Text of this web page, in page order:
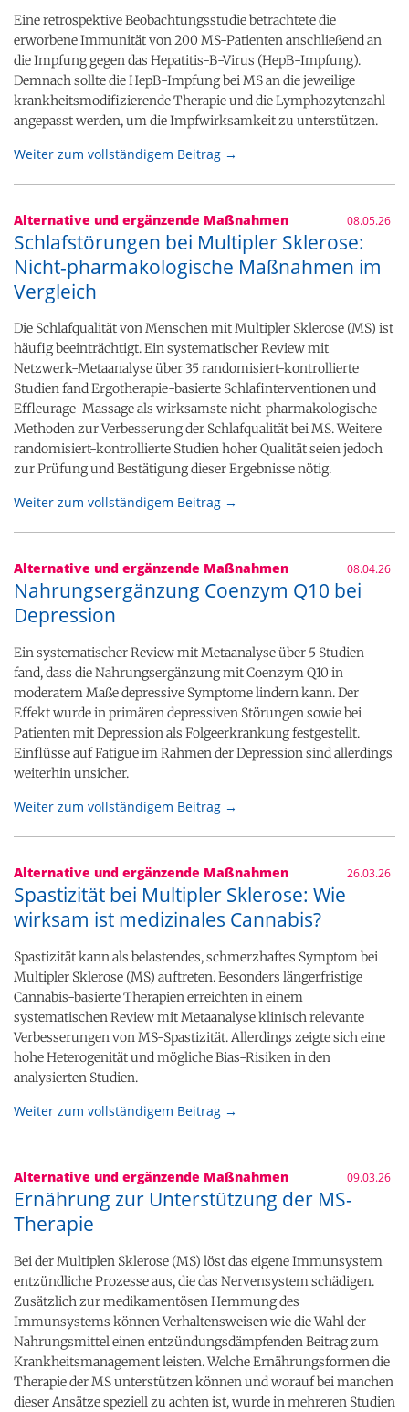
Eine retrospektive Beobachtungsstudie betrachtete die
erworbene Immunität von 200 MS-Patienten anschließend an
die Impfung gegen das Hepatitis-B-Virus (HepB-Impfung).
Demnach sollte die HepB-Impfung bei MS an die jeweilige
krankheitsmodifizierende Therapie und die Lymphozytenzahl
angepasst werden, um die Impfwirksamkeit zu unterstützen.
Weiter zum vollständigem Beitrag →
Alternative und ergänzende Maßnahmen 08.05.26
Schlafstörungen bei Multipler Sklerose:
Nicht-pharmakologische Maßnahmen im
Vergleich
Die Schlafqualität von Menschen mit Multipler Sklerose (MS) ist
häufig beeinträchtigt. Ein systematischer Review mit
Netzwerk-Metaanalyse über 35 randomisiert-kontrollierte
Studien fand Ergotherapie-basierte Schlafinterventionen und
Effleurage-Massage als wirksamste nicht-pharmakologische
Methoden zur Verbesserung der Schlafqualität bei MS. Weitere
randomisiert-kontrollierte Studien hoher Qualität seien jedoch
zur Prüfung und Bestätigung dieser Ergebnisse nötig.
Weiter zum vollständigem Beitrag →
Alternative und ergänzende Maßnahmen 08.04.26
Nahrungsergänzung Coenzym Q10 bei
Depression
Ein systematischer Review mit Metaanalyse über 5 Studien
fand, dass die Nahrungsergänzung mit Coenzym Q10 in
moderatem Maße depressive Symptome lindern kann. Der
Effekt wurde in primären depressiven Störungen sowie bei
Patienten mit Depression als Folgeerkrankung festgestellt.
Einflüsse auf Fatigue im Rahmen der Depression sind allerdings
weiterhin unsicher.
Weiter zum vollständigem Beitrag →
Alternative und ergänzende Maßnahmen 26.03.26
Spastizität bei Multipler Sklerose: Wie
wirksam ist medizinales Cannabis?
Spastizität kann als belastendes, schmerzhaftes Symptom bei
Multipler Sklerose (MS) auftreten. Besonders längerfristige
Cannabis-basierte Therapien erreichten in einem
systematischen Review mit Metaanalyse klinisch relevante
Verbesserungen von MS-Spastizität. Allerdings zeigte sich eine
hohe Heterogenität und mögliche Bias-Risiken in den
analysierten Studien.
Weiter zum vollständigem Beitrag →
Alternative und ergänzende Maßnahmen 09.03.26
Ernährung zur Unterstützung der MS-
Therapie
Bei der Multiplen Sklerose (MS) löst das eigene Immunsystem
entzündliche Prozesse aus, die das Nervensystem schädigen.
Zusätzlich zur medikamentösen Hemmung des
Immunsystems können Verhaltensweisen wie die Wahl der
Nahrungsmittel einen entzündungsdämpfenden Beitrag zum
Krankheitsmanagement leisten. Welche Ernährungsformen die
Therapie der MS unterstützen können und worauf bei manchen
dieser Ansätze speziell zu achten ist, wurde in mehreren Studien